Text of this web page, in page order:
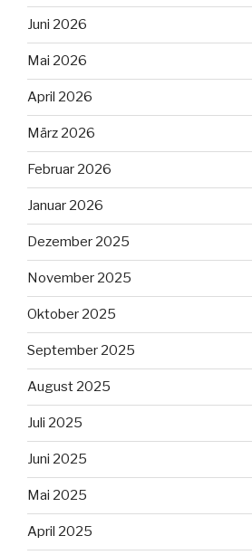
Juni 2026
Mai 2026
April 2026
März 2026
Februar 2026
Januar 2026
Dezember 2025
November 2025
Oktober 2025
September 2025
August 2025
Juli 2025
Juni 2025
Mai 2025
April 2025